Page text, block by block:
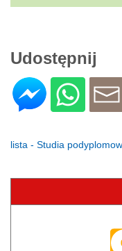
Udostępnij
lista - Studia